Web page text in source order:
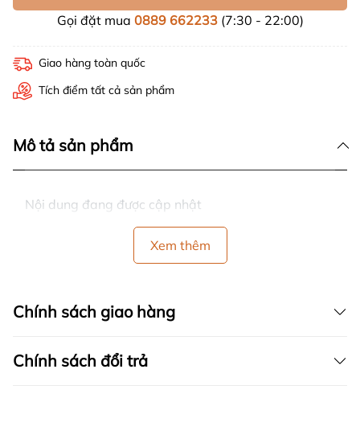
Gọi đặt mua 0889 662233(7:30 - 22:00)
Giao hàng toàn quốc
Tích điểm tất cả sản phẩm
Mô tả sản phẩm
Nội dung đang được cập nhật
Xem thêm
Chính sách giao hàng
Chính sách đổi trả